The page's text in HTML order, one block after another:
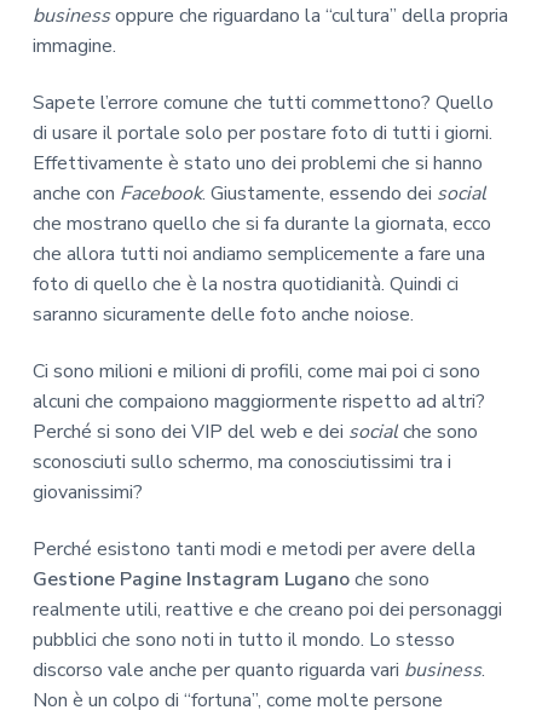
businessoppure che riguardano la “cultura” della propria
immagine.
Sapete l’errore comune che tutti commettono? Quello
di usare il portale solo per postare foto di tutti i giorni.
Effettivamente è stato uno dei problemi che si hanno
anche con Facebook. Giustamente, essendo dei social
che mostrano quello che si fa durante la giornata, ecco
che allora tutti noi andiamo semplicemente a fare una
foto di quello che è la nostra quotidianità. Quindi ci
saranno sicuramente delle foto anche noiose.
Ci sono milioni e milioni di profili, come mai poi ci sono
alcuni che compaiono maggiormente rispetto ad altri?
Perché si sono dei VIP del web e dei socialche sono
sconosciuti sullo schermo, ma conosciutissimi tra i
giovanissimi?
Perché esistono tanti modi e metodi per avere della
Gestione Pagine Instagram Luganoche sono
realmente utili, reattive e che creano poi dei personaggi
pubblici che sono noti in tutto il mondo. Lo stesso
discorso vale anche per quanto riguarda vari business.
Non è un colpo di “fortuna”, come molte persone